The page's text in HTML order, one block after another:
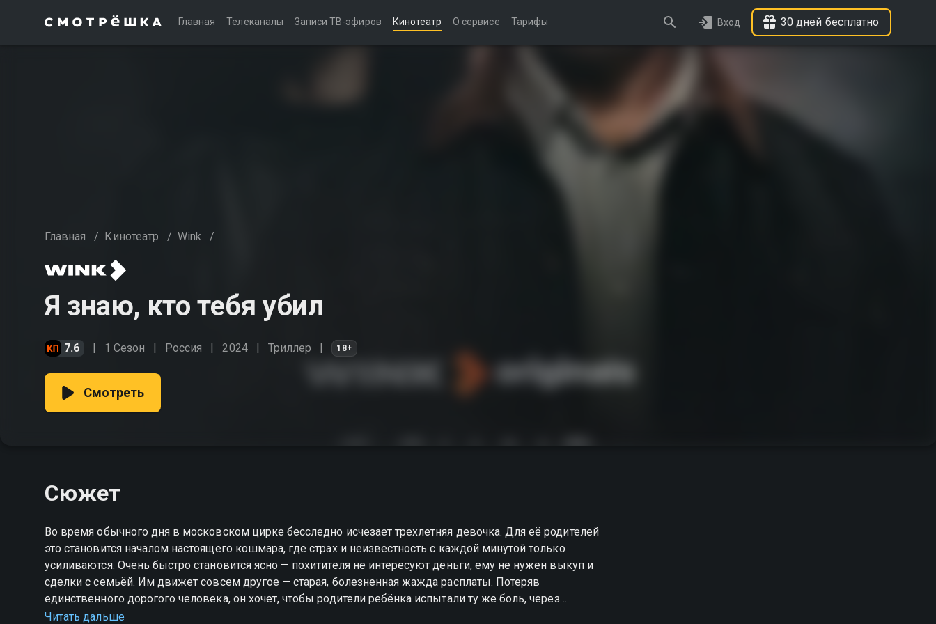
Главная Телеканалы Записи ТВ-эфиров Кинотеатр О сервисе Тарифы Вход 30 дней бесплатно
Главная / Кинотеатр / Wink /
Я знаю, кто тебя убил
7.6 1 Сезон Россия 2024 Триллер 18+
Смотреть
Сюжет
Во время обычного дня в московском цирке бесследно исчезает трехлетняя девочка. Для её родителей
это становится началом настоящего кошмара, где страх и неизвестность с каждой минутой только
усиливаются. Очень быстро становится ясно — похитителя не интересуют деньги, ему не нужен выкуп и
сделки с семьёй. Им движет совсем другое — старая, болезненная жажда расплаты. Потеряв
единственного дорогого человека, он хочет, чтобы родители ребёнка испытали ту же боль, через
которую однажды прошёл сам. Его цель — не получить выгоду, а заставить страдать. Чтобы понять
Читать дальше